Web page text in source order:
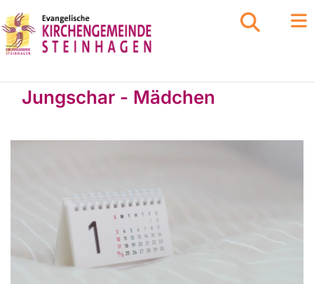
Jungschar - Mädchen